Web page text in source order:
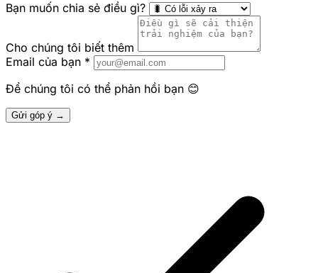
Bạn muốn chia sẻ điều gì?
Cho chúng tôi biết thêm
Email của bạn *
Để chúng tôi có thể phản hồi bạn 😊
Gửi góp ý →